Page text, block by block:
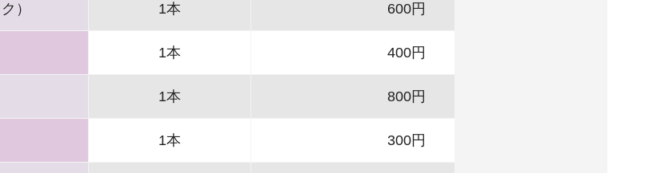
） 1本 600円
1本 400円
1本 800円
1本 300円